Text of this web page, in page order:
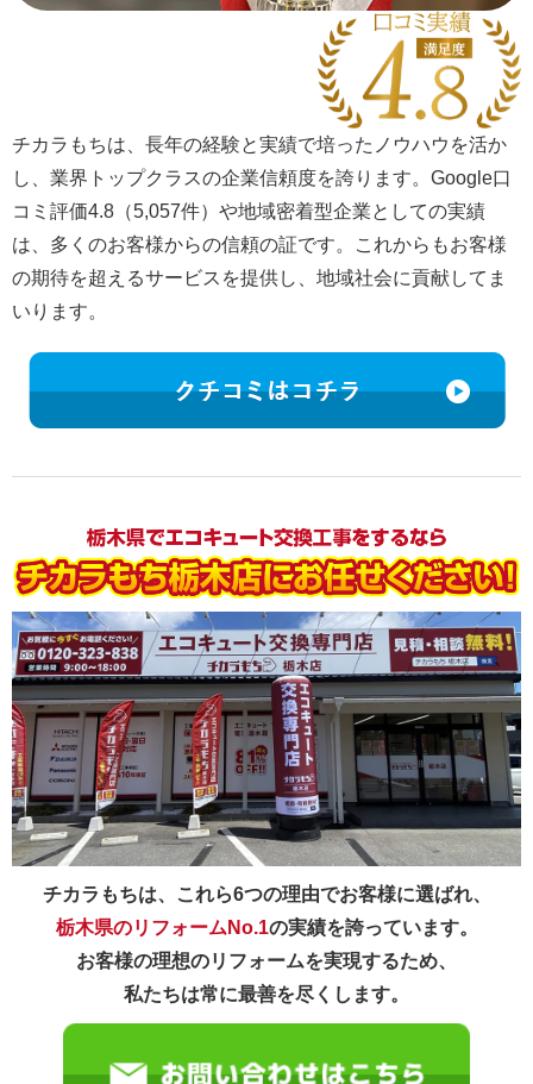
チカラもちは、長年の経験と実績で培ったノウハウを活か
し、業界トップクラスの企業信頼度を誇ります。Google口
コミ評価4.8（5,057件）や地域密着型企業としての実績
は、多くのお客様からの信頼の証です。これからもお客様
の期待を超えるサービスを提供し、地域社会に貢献してま
いります。
チカラもちは、これら6つの理由でお客様に選ばれ、
栃木県のリフォームNo.1の実績を誇っています。
お客様の理想のリフォームを実現するため、
私たちは常に最善を尽くします。